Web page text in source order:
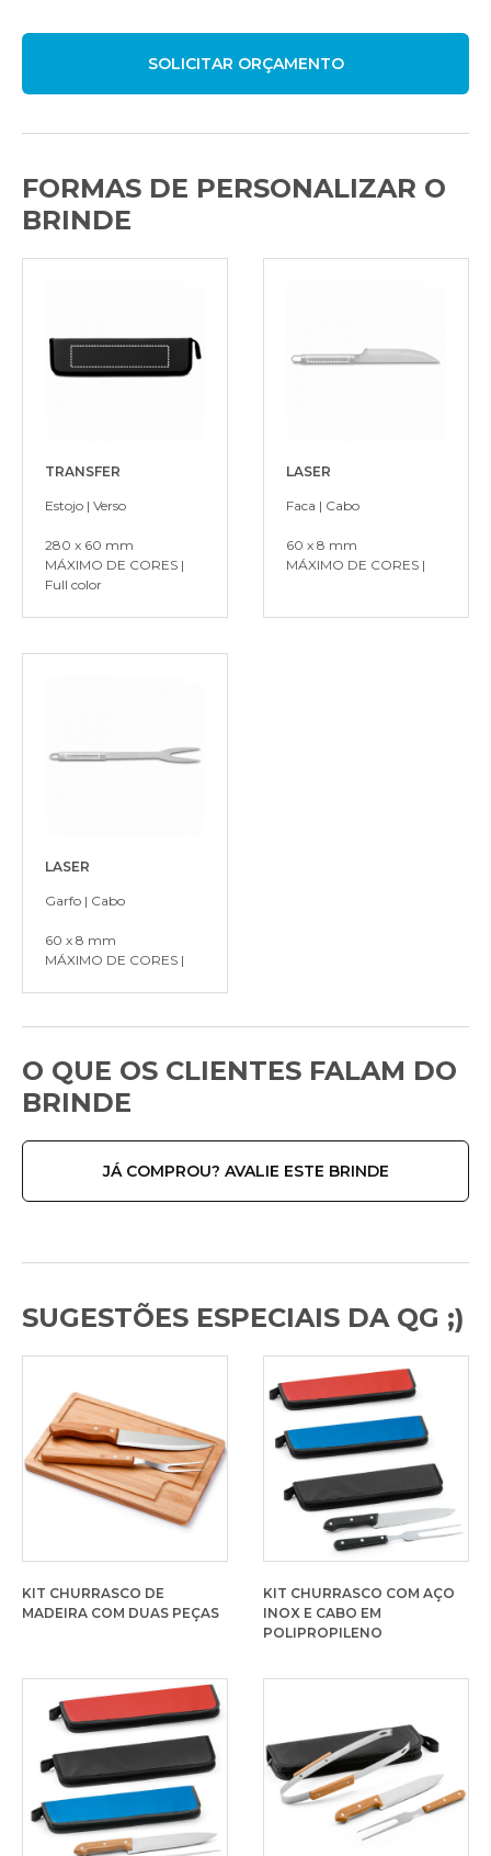
FORMAS DE PERSONALIZAR O
BRINDE
TRANSFER
Estojo | Verso
280 x 60 mm
MÁXIMO DE CORES |
Full color
LASER
Faca | Cabo
60 x 8 mm
MÁXIMO DE CORES |
LASER
Garfo | Cabo
60 x 8 mm
MÁXIMO DE CORES |
O QUE OS CLIENTES FALAM DO
BRINDE
JÁ COMPROU? AVALIE ESTE BRINDE
SUGESTÕES ESPECIAIS DA QG ;)
KIT CHURRASCO DE
MADEIRA COM DUAS PEÇAS
KIT CHURRASCO COM AÇO
INOX E CABO EM
POLIPROPILENO